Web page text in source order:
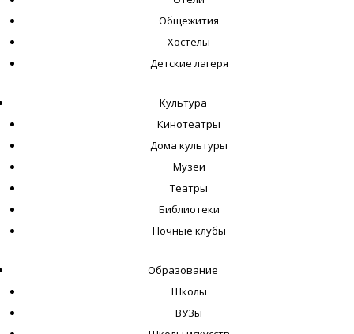
Общежития
Хостелы
Детские лагеря
Культура
Кинотеатры
Дома культуры
Музеи
Театры
Библиотеки
Ночные клубы
Образование
Школы
ВУЗы